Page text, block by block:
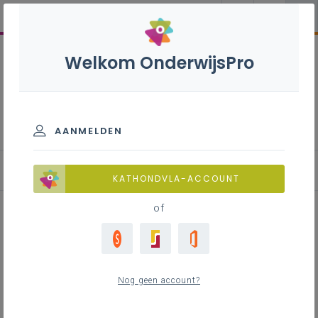
Blog
Breng de wereld naar je klas:
Welkom OnderwijsPro
AANMELDEN
KATHONDVLA-ACCOUNT
of
Nog geen account?